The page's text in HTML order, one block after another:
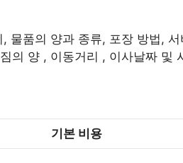
물품의 양과 종류, 포장 방법, 서
의 양 , 이동거리 , 이사날짜 및
기본 비용